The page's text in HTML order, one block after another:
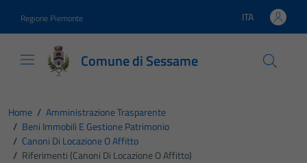
Regione Piemonte Lingua attiva:
ITA
Comune di Sessame
Home / Amministrazione Trasparente
/ Beni Immobili E Gestione Patrimonio
/ Canoni Di Locazione O Affitto
/ Riferimenti (Canoni Di Locazione O Affitto)